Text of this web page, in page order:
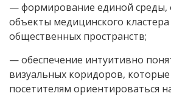
— формирование единой
объекты медицинского кластера
общественных пространств;
— обеспечение интуитивно
визуальных коридоров,
посетителям ориентироваться